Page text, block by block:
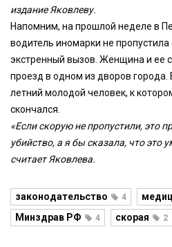
издание Яковлеву.
Напомним, на прошлой неделе в
водитель иномарки не
экстренный вызов. Женщина и ее
проезд в одном из дворов города.
летний молодой человек, к
скончался.
«Если скорую не пропустили, это
убийство, а я бы сказала, что это
считает Яковлева.
законодательство 4
Минздрав РФ 4 скорая 2